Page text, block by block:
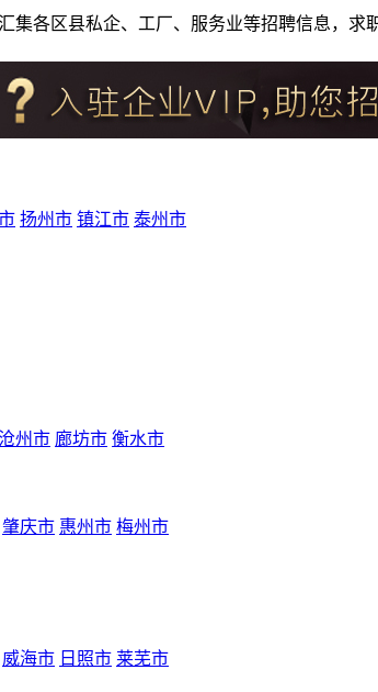
集各区县私企、工厂、服务业等招聘信息，
扬州市 镇江市 泰州市
州市 廊坊市 衡水市
肇庆市 惠州市 梅州市
威海市 日照市 莱芜市